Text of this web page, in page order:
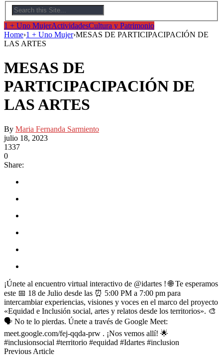
1 + Uno MujerActividadesCultura y Patrimonio
Home›1 + Uno Mujer›MESAS DE PARTICIPACIPACIÓN DE
LAS ARTES
MESAS DE
PARTICIPACIPACIÓN DE
LAS ARTES
By Maria Fernanda Sarmiento
julio 18, 2023
1337
0
Share:
¡Únete al encuentro virtual interactivo de @idartes ! 🌐 Te esperamos
este 📅 18 de Julio desde las ⏰ 5:00 PM a 7:00 pm para
intercambiar experiencias, visiones y voces en el marco del proyecto
«Equidad e Inclusión social, artes y relatos desde los territorios». 🎨
🗣️ No te lo pierdas. Únete a través de Google Meet:
meet.google.com/fej-qqda-prw . ¡Nos vemos allí! 🌟
#inclusionsocial #territorio #equidad #Idartes #inclusion
Previous Article